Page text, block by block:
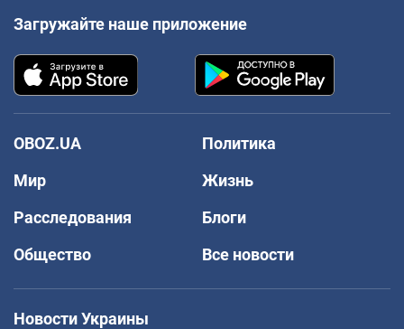
Загружайте наше приложение
OBOZ.UA
Политика
Мир
Жизнь
Расследования
Блоги
Общество
Все новости
Новости Украины